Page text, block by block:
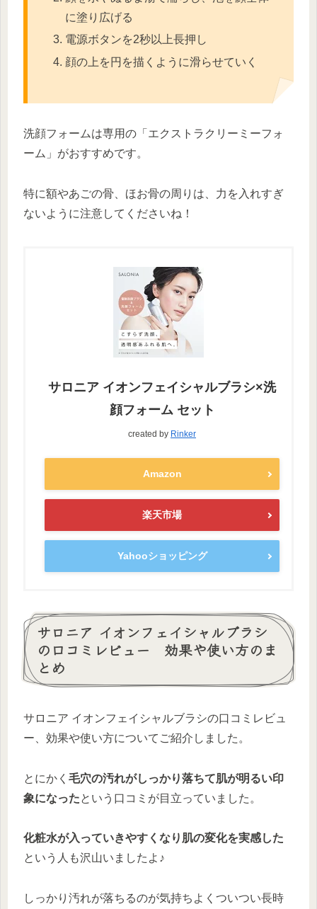
に塗り広げる
電源ボタンを2秒以上長押し
顔の上を円を描くように滑らせていく
洗顔フォームは専用の「エクストラクリーミーフォ
ーム」がおすすめです。
特に額やあごの骨、ほお骨の周りは、力を入れすぎ
ないように注意してくださいね！
サロニア イオンフェイシャルブラシ×洗
顔フォーム セット
created by Rinker
Amazon
楽天市場
Yahooショッピング
サロニア イオンフェイシャルブラシ
の口コミレビュー 効果や使い方のま
とめ
サロニア イオンフェイシャルブラシの口コミレビュ
ー、効果や使い方についてご紹介しました。
とにかく 毛穴の汚れがしっかり落ちて肌が明るい印
象になったという口コミが目立っていました。
化粧水が入っていきやすくなり肌の変化を実感した
という人も沢山いましたよ♪
しっかり汚れが落ちるのが気持ちよくついつい長時